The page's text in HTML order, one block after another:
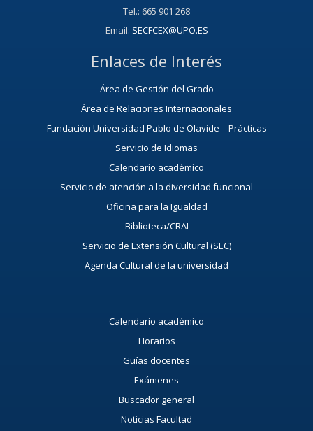
Tel.: 665 901 268
Email: SECFCEX@UPO.ES
Enlaces de Interés
Área de Gestión del Grado
Área de Relaciones Internacionales
Fundación Universidad Pablo de Olavide – Prácticas
Servicio de Idiomas
Calendario académico
Servicio de atención a la diversidad funcional
Oficina para la Igualdad
Biblioteca/CRAI
Servicio de Extensión Cultural (SEC)
Agenda Cultural de la universidad
Calendario académico
Horarios
Guías docentes
Exámenes
Buscador general
Noticias Facultad